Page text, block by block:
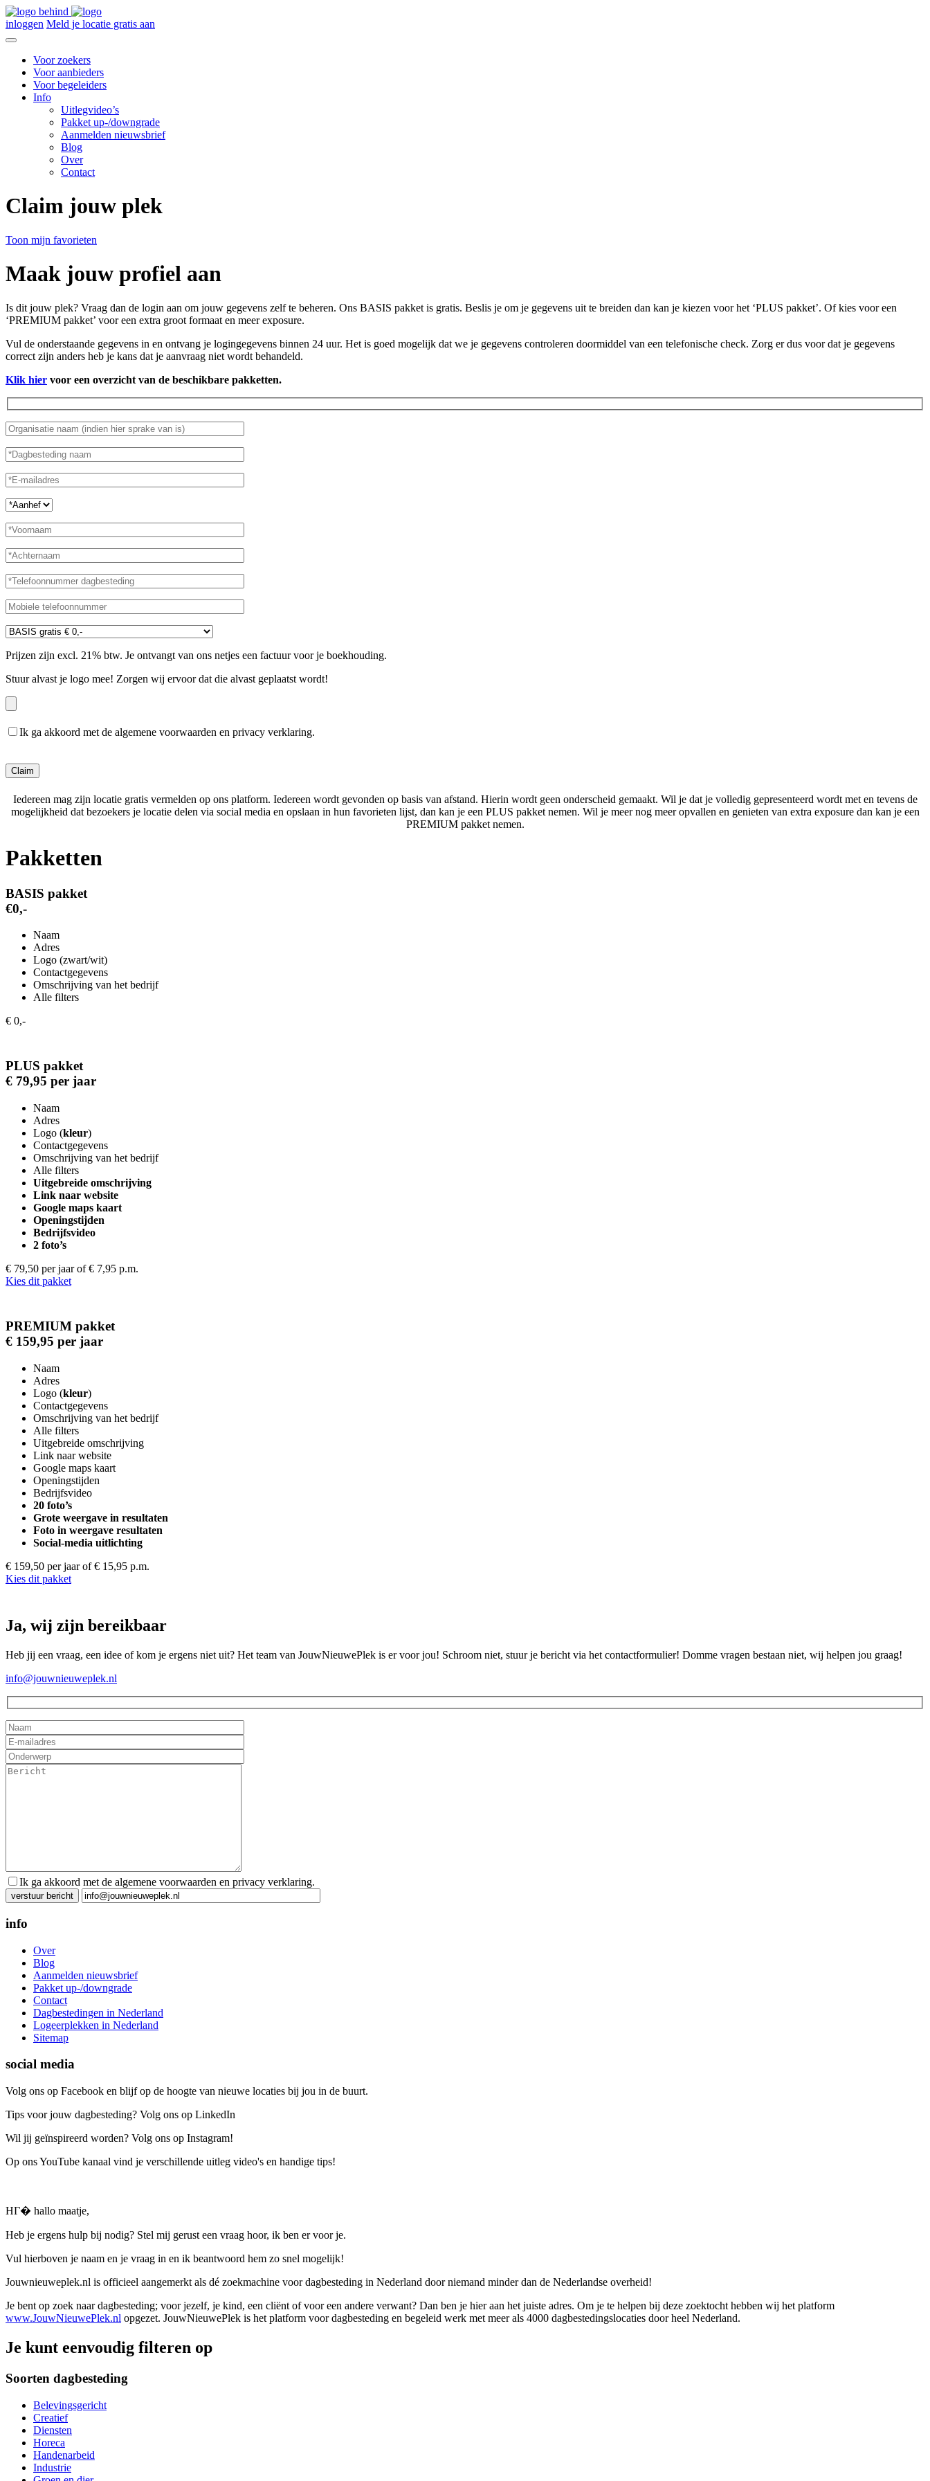
inloggen Meld je locatie gratis aan
Voor zoekers
Voor aanbieders
Voor begeleiders
Info
Uitlegvideo’s
Pakket up-/downgrade
Aanmelden nieuwsbrief
Blog
Over
Contact
Claim jouw plek
Toon mijn favorieten
Maak jouw profiel aan
Is dit jouw plek? Vraag dan de login aan om jouw gegevens zelf te beheren. Ons BASIS pakket is gratis. Beslis je om je gegevens uit te breiden dan kan je kiezen voor het ‘PLUS pakket’. Of kies voor een
‘PREMIUM pakket’ voor een extra groot formaat en meer exposure.
Vul de onderstaande gegevens in en ontvang je logingegevens binnen 24 uur. Het is goed mogelijk dat we je gegevens controleren doormiddel van een telefonische check. Zorg er dus voor dat je gegevens
correct zijn anders heb je kans dat je aanvraag niet wordt behandeld.
Klik hier voor een overzicht van de beschikbare pakketten.
Prijzen zijn excl. 21% btw. Je ontvangt van ons netjes een factuur voor je boekhouding.
Stuur alvast je logo mee! Zorgen wij ervoor dat die alvast geplaatst wordt!
Ik ga akkoord met de algemene voorwaarden en privacy verklaring.
Iedereen mag zijn locatie gratis vermelden op ons platform. Iedereen wordt gevonden op basis van afstand. Hierin wordt geen onderscheid gemaakt. Wil je dat je volledig gepresenteerd wordt met en tevens de
mogelijkheid dat bezoekers je locatie delen via social media en opslaan in hun favorieten lijst, dan kan je een PLUS pakket nemen. Wil je meer nog meer opvallen en genieten van extra exposure dan kan je een
PREMIUM pakket nemen.
Pakketten
BASIS pakket
€0,-
Naam
Adres
Logo (zwart/wit)
Contactgegevens
Omschrijving van het bedrijf
Alle filters
€ 0,-
PLUS pakket
€ 79,95 per jaar
Naam
Adres
Logo (kleur)
Contactgegevens
Omschrijving van het bedrijf
Alle filters
Uitgebreide omschrijving
Link naar website
Google maps kaart
Openingstijden
Bedrijfsvideo
2 foto’s
€ 79,50 per jaar of € 7,95 p.m.
Kies dit pakket
PREMIUM pakket
€ 159,95 per jaar
Naam
Adres
Logo (kleur)
Contactgegevens
Omschrijving van het bedrijf
Alle filters
Uitgebreide omschrijving
Link naar website
Google maps kaart
Openingstijden
Bedrijfsvideo
20 foto’s
Grote weergave in resultaten
Foto in weergave resultaten
Social-media uitlichting
€ 159,50 per jaar of € 15,95 p.m.
Kies dit pakket
Ja, wij zijn bereikbaar
Heb jij een vraag, een idee of kom je ergens niet uit? Het team van JouwNieuwePlek is er voor jou! Schroom niet, stuur je bericht via het contactformulier! Domme vragen bestaan niet, wij helpen jou graag!
info@jouwnieuweplek.nl
Ik ga akkoord met de algemene voorwaarden en privacy verklaring.
Gelieve dit veld leeg te laten.
info
Over
Blog
Aanmelden nieuwsbrief
Pakket up-/downgrade
Contact
Dagbestedingen in Nederland
Logeerplekken in Nederland
Sitemap
social media
Volg ons op Facebook en blijf op de hoogte van nieuwe locaties bij jou in de buurt.
Tips voor jouw dagbesteding? Volg ons op LinkedIn
Wil jij geïnspireerd worden? Volg ons op Instagram!
Op ons YouTube kanaal vind je verschillende uitleg video's en handige tips!
HГ� hallo maatje,
Heb je ergens hulp bij nodig? Stel mij gerust een vraag hoor, ik ben er voor je.
Vul hierboven je naam en je vraag in en ik beantwoord hem zo snel mogelijk!
Jouwnieuweplek.nl is officieel aangemerkt als dé zoekmachine voor dagbesteding in Nederland door niemand minder dan de Nederlandse overheid!
Je bent op zoek naar dagbesteding; voor jezelf, je kind, een cliënt of voor een andere verwant? Dan ben je hier aan het juiste adres. Om je te helpen bij deze zoektocht hebben wij het platform
www.JouwNieuwePlek.nl opgezet. JouwNieuwePlek is het platform voor dagbesteding en begeleid werk met meer als 4000 dagbestedingslocaties door heel Nederland.
Je kunt eenvoudig filteren op
Soorten dagbesteding
Belevingsgericht
Creatief
Diensten
Horeca
Handenarbeid
Industrie